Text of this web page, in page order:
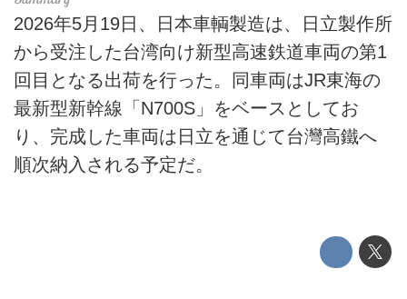
運営会社
利用規約
プライバシーポリシー
ライター名簿
2026年5月19日、日本車輌製造は、日立製作所
から受注した台湾向け新型高速鉄道車両の第1
回目となる出荷を行った。同車両はJR東海の
最新型新幹線「N700S」をベースとしてお
り、完成した車両は日立を通じて台灣高鐵へ
順次納入される予定だ。